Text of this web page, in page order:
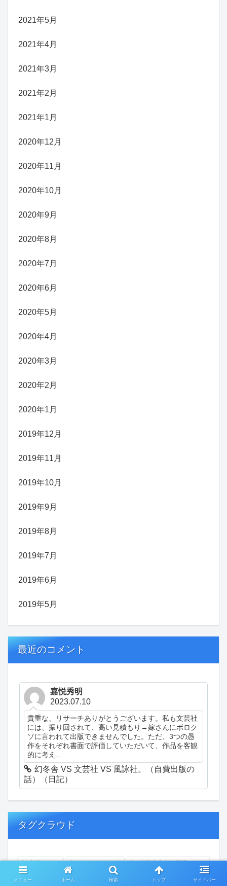
2021年5月
2021年4月
2021年3月
2021年2月
2021年1月
2020年12月
2020年11月
2020年10月
2020年9月
2020年8月
2020年7月
2020年6月
2020年5月
2020年4月
2020年3月
2020年2月
2020年1月
2019年12月
2019年11月
2019年10月
2019年9月
2019年8月
2019年7月
2019年6月
2019年5月
最近のコメント
嘉悦秀明
2023.07.10
貴重な、リサーチありがとうございます。私も文芸社
には、振り回されて、高い見積もり→嫁さんにボロク
ソに言われて出版できませんでした。ただ、3つの愚
作をそれぞれ書面で評価していただいて、作品を客観
的に考え...
幻冬舎 VS 文芸社 VS 風詠社。（自費出版の
話）（日記）
タグクラウド
創作 おぎゃあ 精神病患者の日常
ちょっと頭冷やそうか 一回休み ついカッとなった
メニュー ホーム 検索 トップ サイドバー